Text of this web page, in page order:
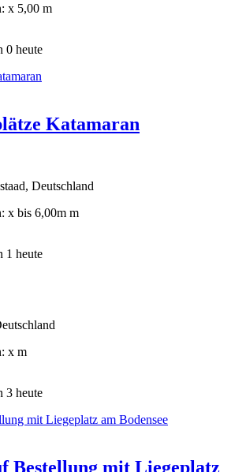
x 5,00 m
0 heute
Katamaran
Deutschland
x bis 6,00m m
1 heute
x m
3 heute
mit Liegeplatz am Bodensee
Bestellung mit Liegeplatz